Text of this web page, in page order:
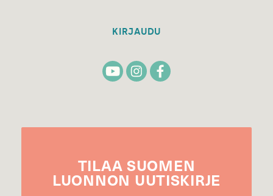
KIRJAUDU
TILAA SUOMEN
LUONNON UUTIS­KIRJE